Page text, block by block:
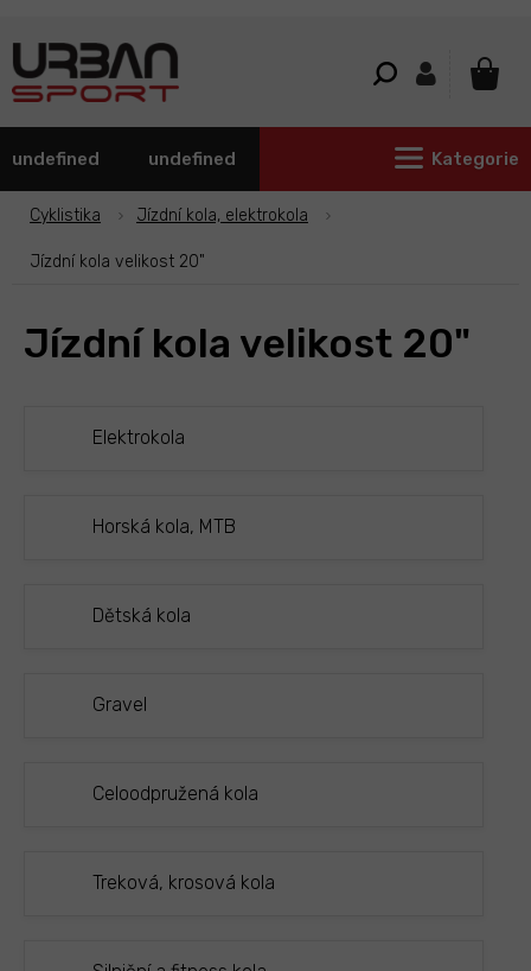
undefined undefined Kategorie
Cyklistika Jízdní kola, elektrokola
Jízdní kola velikost 20"
Jízdní kola velikost 20"
Elektrokola
Horská kola, MTB
Dětská kola
Gravel
Celoodpružená kola
Treková, krosová kola